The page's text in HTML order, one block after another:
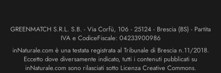
GREENMATCH S.R.L. S.B. - Via Corfù, 106 - 25124 - Brescia (BS) - Partita
IVA e CodiceFiscale: 04233900986
inNaturale.com è una testata registrata al Tribunale di Brescia n.11/2018.
Eccetto dove diversamente indicato, tutti i contenuti pubblicati su
inNaturale.com sono rilasciati sotto Licenza Creative Commons.